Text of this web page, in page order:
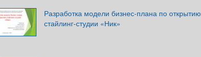
Разработка модели бизнес-плана по открытию
стайлинг-студии «Ник»